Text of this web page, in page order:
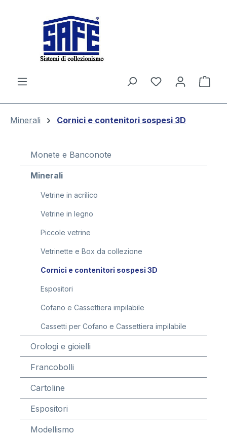
Il
Minerali Cornici e contenitori sospesi 3D
Monete e Banconote
Minerali
Vetrine in acrilico
Vetrine in legno
Piccole vetrine
Vetrinette e Box da collezione
Cornici e contenitori sospesi 3D
Espositori
Cofano e Cassettiera impilabile
Cassetti per Cofano e Cassettiera impilabile
Orologi e gioielli
Francobolli
Cartoline
Espositori
Modellismo